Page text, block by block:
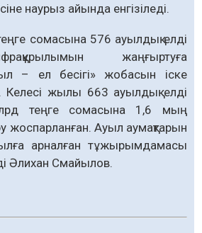
наурыз айында енгізіледі.
сомасына 576 ауылдық елді
жаңғыртуға
– ел бесігі» жобасын іске
Келесі жылы 663 ауылдық елді
теңге сомасына 1,6 мың
жоспарланған. Ауыл аумақтарын
арналған тұжырымдамасы
Әлихан Смайылов.